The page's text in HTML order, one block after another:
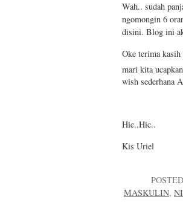
Wah.. sudah
ngomongin 6
disini. Blog ini
Oke terima kasih
mari kita
wish sederhana
Hic..Hic..
Kis Uriel
MASKULIN,